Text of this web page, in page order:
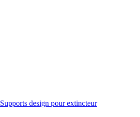
Supports design pour extincteur